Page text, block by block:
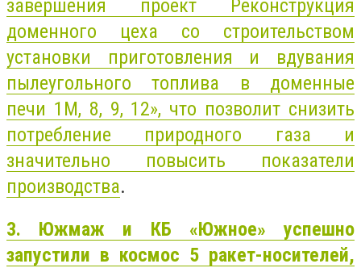
завершения проект Реконструкция
доменного цеха со строительством
установки приготовления и вдувания
пылеугольного топлива в доменные
печи 1М, 8, 9, 12», что позволит снизить
потребление природного газа и
значительно повысить показатели
производства.
3. Южмаж и КБ «Южное» успешно
запустили в космос 5 ракет-носителей,